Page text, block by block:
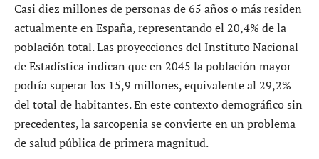
Casi diez millones de personas de 65 años o más residen
actualmente en España, representando el 20,4% de la
población total. Las proyecciones del Instituto Nacional
de Estadística indican que en 2045 la población mayor
podría superar los 15,9 millones, equivalente al 29,2%
del total de habitantes. En este contexto demográfico sin
precedentes, la sarcopenia se convierte en un problema
de salud pública de primera magnitud.